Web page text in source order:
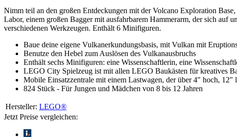
Nimm teil an den großen Entdeckungen mit der Volcano Exploration
Labor, einem großen Bagger mit ausfahrbarem Hammerarm, der sich auf
verschiedenen Werkzeugen. Enthält 6 Minifiguren.
Baue deine eigene Vulkanerkundungsbasis, mit Vulkan mit
Benutze den Hebel zum Auslösen des Vulkanausbruchs
Enthält sechs Minifiguren: eine Wissenschaftlerin, eine
LEGO City Spielzeug ist mit allen LEGO Baukästen für kreatives
Mobile Einsatzzentrale mit einem Lastwagen, der über 4" hoch,
824 Stück - Für Jungen und Mädchen von 8 bis 12 Jahren
Hersteller: LEGO®
Jetzt Preise vergleichen: